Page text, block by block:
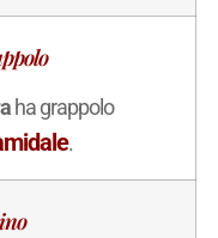
ha grappolo
.